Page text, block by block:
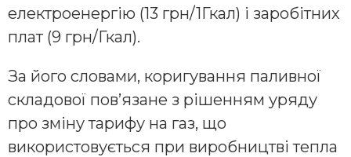
електроенергію (13 грн/1Гкал) і заробітних
плат (9 грн/Гкал).
За його словами, коригування паливної
складової пов’язане з рішенням уряду
про зміну тарифу на газ, що
використовується при виробництві тепла